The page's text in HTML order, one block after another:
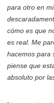
para otro en
cómo es que
es real. Me
hacemos para
piense que
absoluto por